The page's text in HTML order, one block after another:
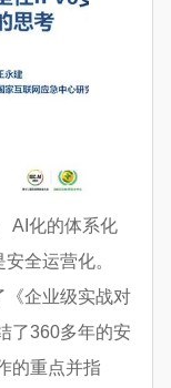
AI化的体系化
全运营化。
《企业级实战对
了360多年的安
的重点并指